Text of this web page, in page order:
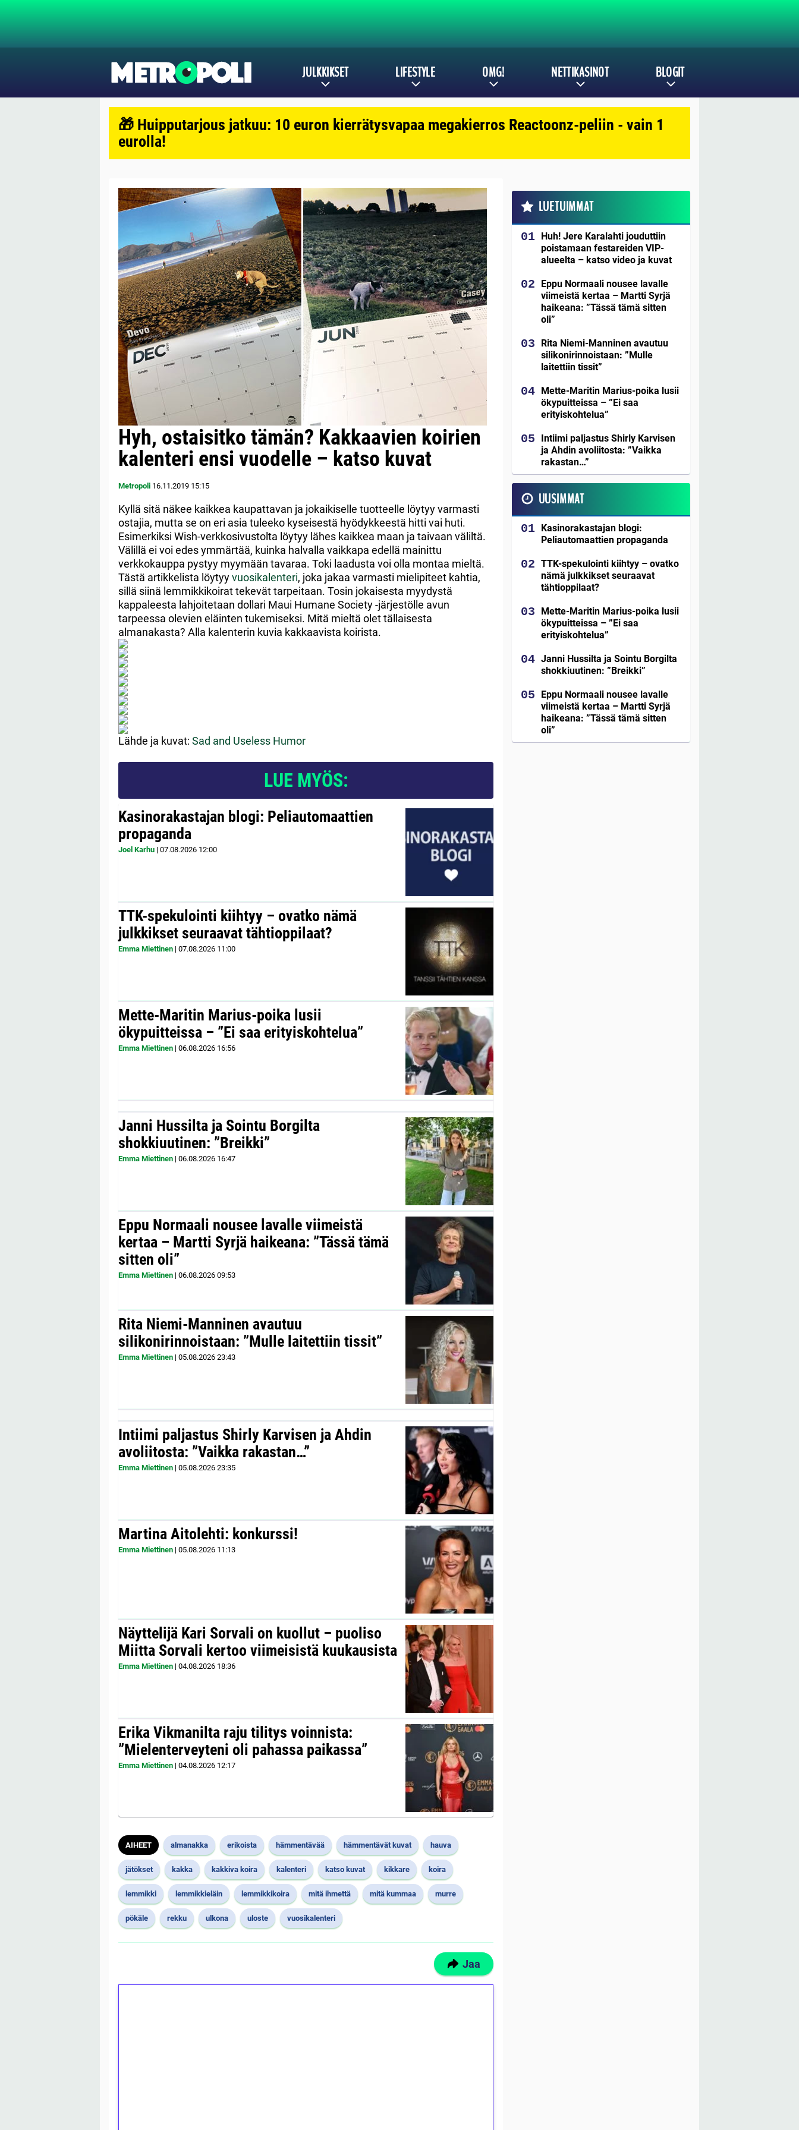
JULKKIKSET LIFESTYLE OMG! NETTIKASINOT BLOGIT
🎁 Huipputarjous jatkuu: 10 euron kierrätysvapaa megakierros Reactoonz-peliin - vain 1
eurolla!
Hyh, ostaisitko tämän? Kakkaavien koirien
kalenteri ensi vuodelle – katso kuvat
Metropoli 16.11.2019 15:15
Kyllä sitä näkee kaikkea kaupattavan ja jokaikiselle tuotteelle löytyy varmasti
ostajia, mutta se on eri asia tuleeko kyseisestä hyödykkeestä hitti vai huti.
Esimerkiksi Wish-verkkosivustolta löytyy lähes kaikkea maan ja taivaan väliltä.
Välillä ei voi edes ymmärtää, kuinka halvalla vaikkapa edellä mainittu
verkkokauppa pystyy myymään tavaraa. Toki laadusta voi olla montaa mieltä.
Tästä artikkelista löytyyvuosikalenteri, joka jakaa varmasti mielipiteet kahtia,
sillä siinä lemmikkikoirat tekevät tarpeitaan. Tosin jokaisesta myydystä
kappaleesta lahjoitetaan dollari Maui Humane Society -järjestölle avun
tarpeessa olevien eläinten tukemiseksi. Mitä mieltä olet tällaisesta
almanakasta? Alla kalenterin kuvia kakkaavista koirista.
Lähde ja kuvat: Sad and Useless Humor
LUE MYÖS:
Kasinorakastajan blogi: Peliautomaattien
propaganda
Joel Karhu | 07.08.2026 12:00
TTK-spekulointi kiihtyy – ovatko nämä
julkkikset seuraavat tähtioppilaat?
Emma Miettinen | 07.08.2026 11:00
Mette-Maritin Marius-poika lusii
ökypuitteissa – ”Ei saa erityiskohtelua”
Emma Miettinen | 06.08.2026 16:56
Janni Hussilta ja Sointu Borgilta
shokkiuutinen: ”Breikki”
Emma Miettinen | 06.08.2026 16:47
Eppu Normaali nousee lavalle viimeistä
kertaa – Martti Syrjä haikeana: ”Tässä tämä
sitten oli”
Emma Miettinen | 06.08.2026 09:53
Rita Niemi-Manninen avautuu
silikonirinnoistaan: ”Mulle laitettiin tissit”
Emma Miettinen | 05.08.2026 23:43
Intiimi paljastus Shirly Karvisen ja Ahdin
avoliitosta: ”Vaikka rakastan…”
Emma Miettinen | 05.08.2026 23:35
Martina Aitolehti: konkurssi!
Emma Miettinen | 05.08.2026 11:13
Näyttelijä Kari Sorvali on kuollut – puoliso
Miitta Sorvali kertoo viimeisistä kuukausista
Emma Miettinen | 04.08.2026 18:36
Erika Vikmanilta raju tilitys voinnista:
”Mielenterveyteni oli pahassa paikassa”
Emma Miettinen | 04.08.2026 12:17
AIHEET almanakka erikoista hämmentävää hämmentävät kuvat hauva
jätökset kakka kakkiva koira kalenteri katso kuvat kikkare koira
lemmikki lemmikkieläin lemmikkikoira mitä ihmettä mitä kummaa murre
pökäle rekku ulkona uloste vuosikalenteri
Jaa
LUETUIMMAT
Huh! Jere Karalahti jouduttiin
poistamaan festareiden VIP-
alueelta – katso video ja kuvat
Eppu Normaali nousee lavalle
viimeistä kertaa – Martti Syrjä
haikeana: ”Tässä tämä sitten
oli”
Rita Niemi-Manninen avautuu
silikonirinnoistaan: ”Mulle
laitettiin tissit”
Mette-Maritin Marius-poika lusii
ökypuitteissa – ”Ei saa
erityiskohtelua”
Intiimi paljastus Shirly Karvisen
ja Ahdin avoliitosta: ”Vaikka
rakastan…”
UUSIMMAT
Kasinorakastajan blogi:
Peliautomaattien propaganda
TTK-spekulointi kiihtyy – ovatko
nämä julkkikset seuraavat
tähtioppilaat?
Mette-Maritin Marius-poika lusii
ökypuitteissa – ”Ei saa
erityiskohtelua”
Janni Hussilta ja Sointu Borgilta
shokkiuutinen: ”Breikki”
Eppu Normaali nousee lavalle
viimeistä kertaa – Martti Syrjä
haikeana: ”Tässä tämä sitten
oli”